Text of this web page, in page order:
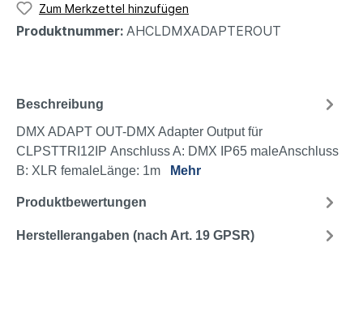
Zum Merkzettel hinzufügen
Produktnummer: AHCLDMXADAPTEROUT
Beschreibung
DMX ADAPT OUT-DMX Adapter Output für
CLPSTTRI12IP Anschluss A: DMX IP65 maleAnschluss
B: XLR femaleLänge: 1m
Mehr
Produktbewertungen
Herstellerangaben (nach Art. 19 GPSR)